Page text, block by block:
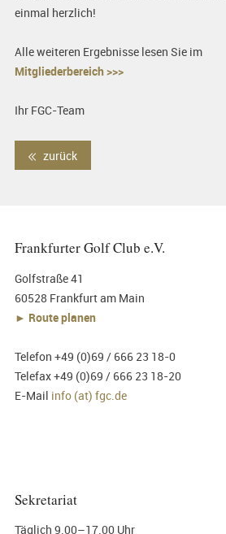
einmal herzlich!
Alle weiteren Ergebnisse lesen Sie im
Mitgliederbereich >>>
Ihr FGC-Team
zurück
Frankfurter Golf Club e.V.
Golfstraße 41
60528 Frankfurt am Main
► Route planen
Telefon +49 (0)69 / 666 23 18-0
Telefax +49 (0)69 / 666 23 18-20
E-Mail info (at) fgc.de
Sekretariat
Täglich 9.00–17.00 Uhr